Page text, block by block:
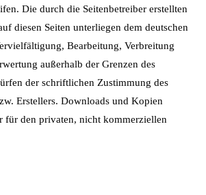
Die durch die Seitenbetreiber erstellten
diesen Seiten unterliegen dem deutschen
Bearbeitung, Verbreitung
außerhalb der Grenzen des
der schriftlichen Zustimmung des
Erstellers. Downloads und Kopien
für den privaten, nicht kommerziellen